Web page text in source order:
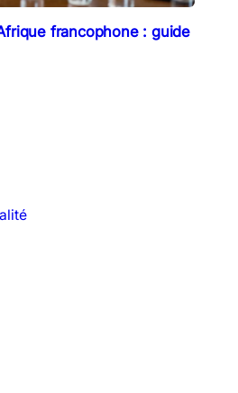
francophone : guide